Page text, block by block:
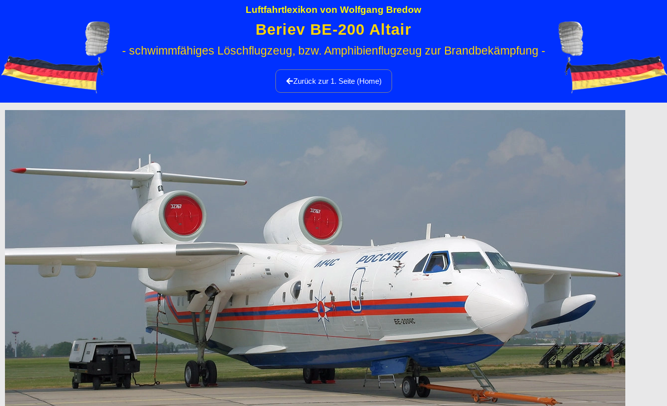
Luftfahrtlexikon von Wolfgang Bredow
Beriev BE-200 Altair
- schwimmfähiges Löschflugzeug, bzw. Amphibienflugzeug zur Brandbekämpfung -
Zurück zur 1. Seite (Home)